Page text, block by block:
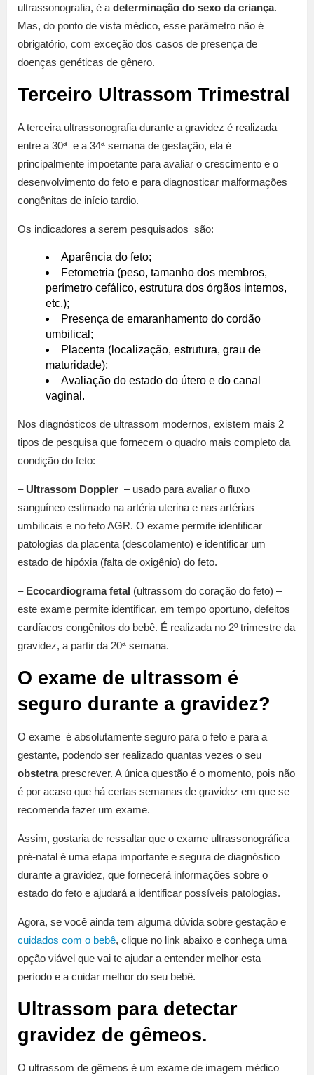
ultrassonografia, é adeterminação do sexo da criança.
Mas, do ponto de vista médico, esse parâmetro não é
obrigatório, com exceção dos casos de presença de
doenças genéticas de gênero.
Terceiro Ultrassom Trimestral
A terceira ultrassonografia durante a gravidez é realizada
entre a 30ª e a 34ª semana de gestação, ela é
principalmente impoetante para avaliar o crescimento e o
desenvolvimento do feto e para diagnosticar malformações
congênitas de início tardio.
Os indicadores a serem pesquisados são:
Aparência do feto;
Fetometria (peso, tamanho dos membros,
perímetro cefálico, estrutura dos órgãos internos,
etc.);
Presença de emaranhamento do cordão
umbilical;
Placenta (localização, estrutura, grau de
maturidade);
Avaliação do estado do útero e do canal
vaginal.
Nos diagnósticos de ultrassom modernos, existem mais 2
tipos de pesquisa que fornecem o quadro mais completo da
condição do feto:
– Ultrassom Doppler – usado para avaliar o fluxo
sanguíneo estimado na artéria uterina e nas artérias
umbilicais e no feto AGR. O exame permite identificar
patologias da placenta (descolamento) e identificar um
estado de hipóxia (falta de oxigênio) do feto.
– Ecocardiograma fetal (ultrassom do coração do feto) –
este exame permite identificar, em tempo oportuno, defeitos
cardíacos congênitos do bebê. É realizada no 2º trimestre da
gravidez, a partir da 20ª semana.
O exame de ultrassom é
seguro durante a gravidez?
O exame é absolutamente seguro para o feto e para a
gestante, podendo ser realizado quantas vezes o seu
obstetraprescrever. A única questão é o momento, pois não
é por acaso que há certas semanas de gravidez em que se
recomenda fazer um exame.
Assim, gostaria de ressaltar que o exame ultrassonográfica
pré-natal é uma etapa importante e segura de diagnóstico
durante a gravidez, que fornecerá informações sobre o
estado do feto e ajudará a identificar possíveis patologias.
Agora, se você ainda tem alguma dúvida sobre gestação e
cuidados com o bebê, clique no link abaixo e conheça uma
opção viável que vai te ajudar a entender melhor esta
período e a cuidar melhor do seu bebê.
Ultrassom para detectar
gravidez de gêmeos.
O ultrassom de gêmeos é um exame de imagem médico